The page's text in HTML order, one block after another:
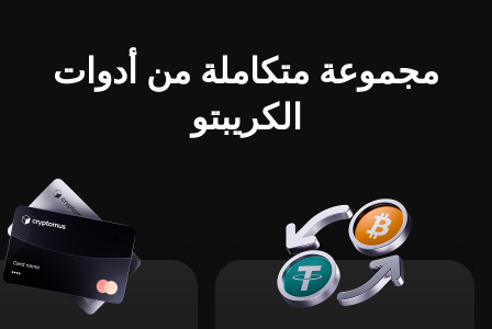
مجموعة متكاملة من أدوات
الكريبتو